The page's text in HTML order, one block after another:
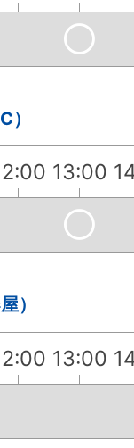
13:00
）
13:00